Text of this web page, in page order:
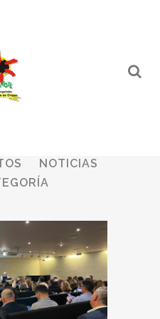
NOTICIAS